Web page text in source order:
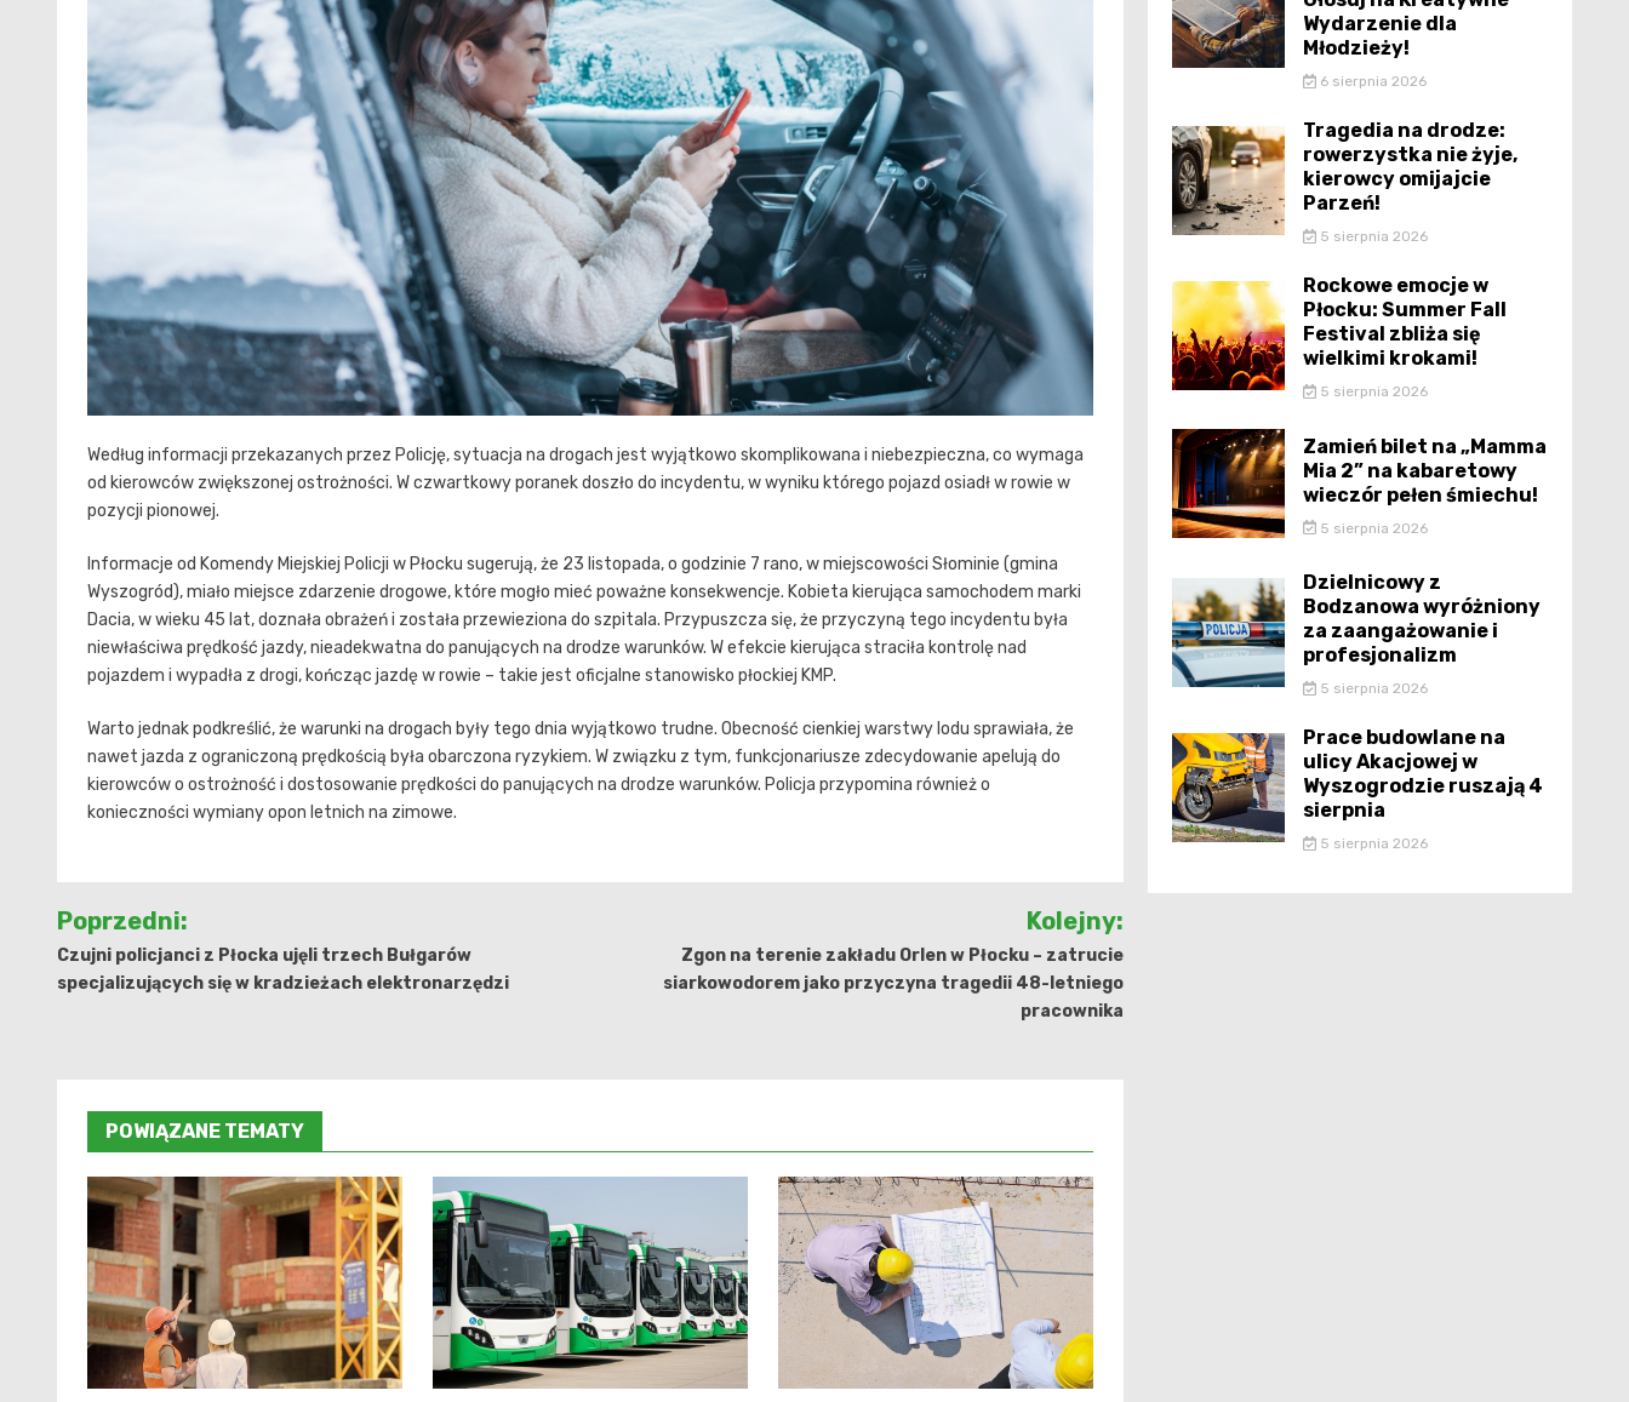
Według informacji przekazanych przez Policję, sytuacja na drogach jest wyjątkowo skomplikowana i niebezpieczna, co wymaga
od kierowców zwiększonej ostrożności. W czwartkowy poranek doszło do incydentu, w wyniku którego pojazd osiadł w rowie w
pozycji pionowej.
Informacje od Komendy Miejskiej Policji w Płocku sugerują, że 23 listopada, o godzinie 7 rano, w miejscowości Słominie (gmina
Wyszogród), miało miejsce zdarzenie drogowe, które mogło mieć poważne konsekwencje. Kobieta kierująca samochodem marki
Dacia, w wieku 45 lat, doznała obrażeń i została przewieziona do szpitala. Przypuszcza się, że przyczyną tego incydentu była
niewłaściwa prędkość jazdy, nieadekwatna do panujących na drodze warunków. W efekcie kierująca straciła kontrolę nad
pojazdem i wypadła z drogi, kończąc jazdę w rowie – takie jest oficjalne stanowisko płockiej KMP.
Warto jednak podkreślić, że warunki na drogach były tego dnia wyjątkowo trudne. Obecność cienkiej warstwy lodu sprawiała, że
nawet jazda z ograniczoną prędkością była obarczona ryzykiem. W związku z tym, funkcjonariusze zdecydowanie apelują do
kierowców o ostrożność i dostosowanie prędkości do panujących na drodze warunków. Policja przypomina również o
konieczności wymiany opon letnich na zimowe.
Nawigacja
wpisu
Poprzedni:
Czujni policjanci z Płocka ujęli trzech Bułgarów
specjalizujących się w kradzieżach elektronarzędzi
Kolejny:
Zgon na terenie zakładu Orlen w Płocku – zatrucie
siarkowodorem jako przyczyna tragedii 48-letniego
pracownika
POWIĄZANE TEMATY
Wydarzenie dla
Młodzieży!
6 sierpnia 2026
Tragedia na drodze:
rowerzystka nie żyje,
kierowcy omijajcie
Parzeń!
5 sierpnia 2026
Rockowe emocje w
Płocku: Summer Fall
Festival zbliża się
wielkimi krokami!
5 sierpnia 2026
Zamień bilet na „Mamma
Mia 2” na kabaretowy
wieczór pełen śmiechu!
5 sierpnia 2026
Dzielnicowy z
Bodzanowa wyróżniony
za zaangażowanie i
profesjonalizm
5 sierpnia 2026
Prace budowlane na
ulicy Akacjowej w
Wyszogrodzie ruszają 4
sierpnia
5 sierpnia 2026